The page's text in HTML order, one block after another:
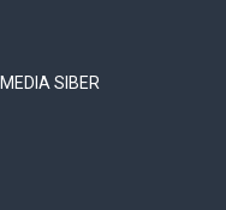
SIBER